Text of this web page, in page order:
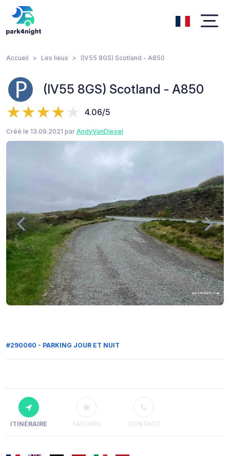
Accueil Les lieux (IV55 8GS) Scotland - A850
(IV55 8GS) Scotland - A850
4.06/5
Créé le 13.09.2021 par AndyVanDiesel
#290060 - PARKING JOUR ET NUIT
ITINÉRAIRE FAVORIS CONTACT